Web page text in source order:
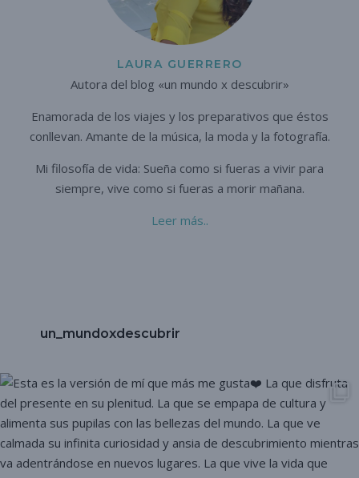
LAURA GUERRERO
Autora del blog «un mundo x descubrir»
Enamorada de los viajes y los preparativos que éstos
conllevan. Amante de la música, la moda y la fotografía.
Mi filosofía de vida: Sueña como si fueras a vivir para
siempre, vive como si fueras a morir mañana.
Leer más..
un_mundoxdescubrir